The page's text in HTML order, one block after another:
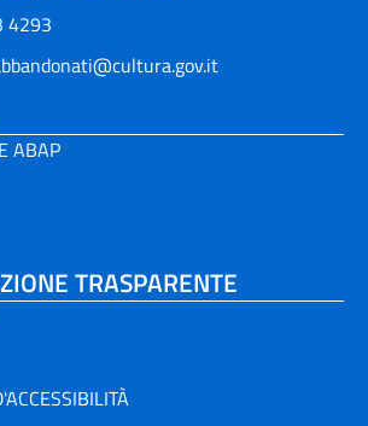
4293
ABAP
TRASPARENTE